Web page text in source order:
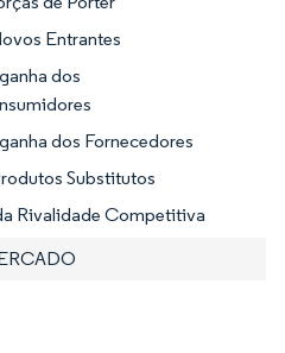
Entrantes
dos
dos Fornecedores
Substitutos
Rivalidade Competitiva